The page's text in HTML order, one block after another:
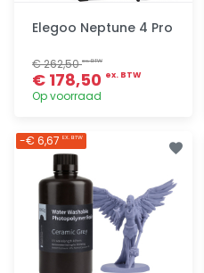
Elegoo Neptune 4 Pro
€ 262,50ex. BTW
€ 178,50 ex. BTW
Op voorraad
-€ 6,67 EX. BTW